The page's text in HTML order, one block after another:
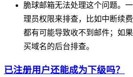
脆球邮箱无法处理这个问题。
理员权限来排查，比如中断续
都有可能导致收不到邮件；如
买域名的后台排查。
已注册用户还能成为下级吗？